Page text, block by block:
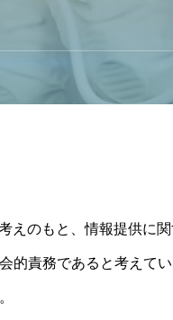
えのもと、情報提供に
的責務であると考えてい